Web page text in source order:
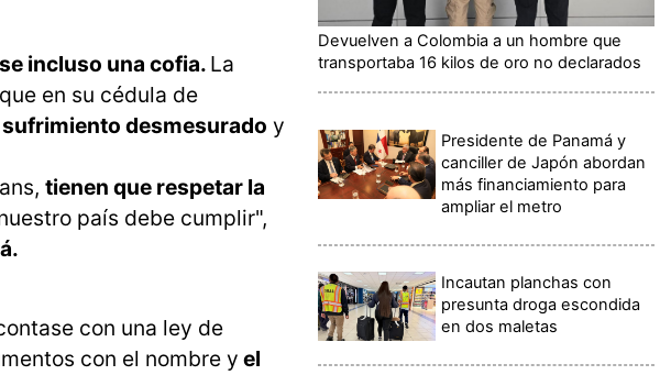
incluso una cofia. La
en su cédula de
sufrimiento desmesurado y
tienen que respetar la
país debe cumplir",
con una ley de
con el nombre y el
Devuelven a Colombia a un hombre que
transportaba 16 kilos de oro no declarados
Presidente de Panamá y
canciller de Japón abordan
más financiamiento para
ampliar el metro
Incautan planchas con
presunta droga escondida
en dos maletas